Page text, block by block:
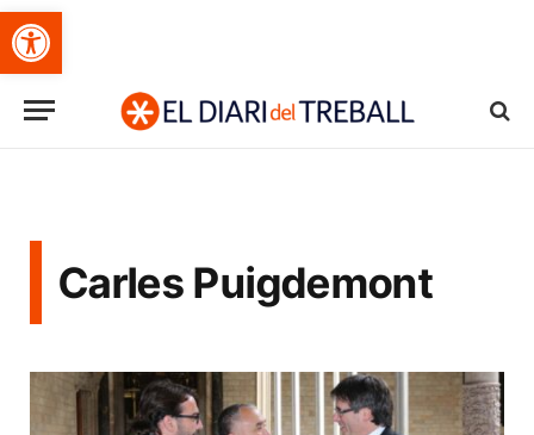
Obre la barra d'eines
Carles Puigdemont